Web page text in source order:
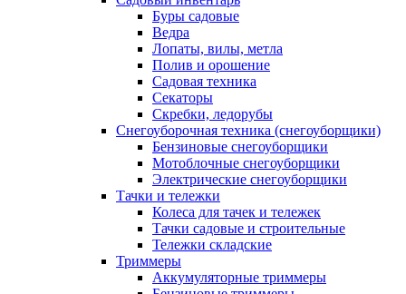
Буры садовые
Ведра
Лопаты, вилы, метла
Полив и орошение
Садовая техника
Секаторы
Скребки, ледорубы
Снегоуборочная техника (снегоуборщики)
Бензиновые снегоуборщики
Мотоблочные снегоуборщики
Электрические снегоуборщики
Тачки и тележки
Колеса для тачек и тележек
Тачки садовые и строительные
Тележки складские
Триммеры
Аккумуляторные триммеры